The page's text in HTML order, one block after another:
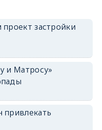
застройки
и Матросу»
привлекать